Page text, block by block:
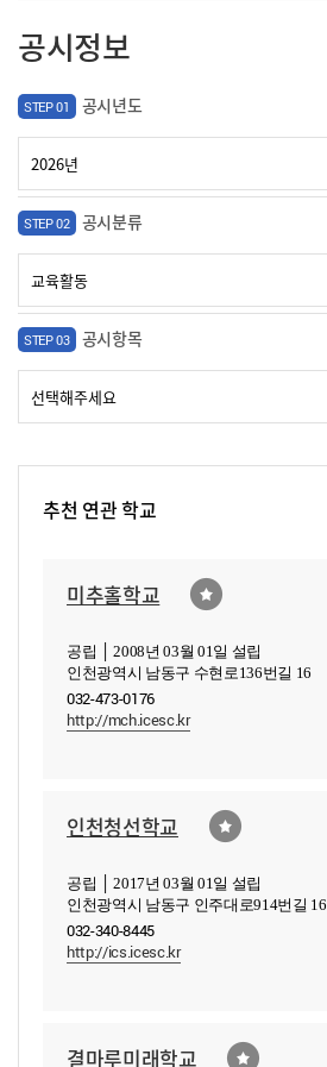
공시정보
STEP 01 공시년도
STEP 02 공시분류
STEP 03 공시항목
추천 연관 학교
미추홀학교
공립 │ 2008년 03월 01일 설립
인천광역시 남동구 수현로136번길 16
032-473-0176
http://mch.icesc.kr
인천청선학교
공립 │ 2017년 03월 01일 설립
인천광역시 남동구 인주대로914번길 16
032-340-8445
http://ics.icesc.kr
결마루미래학교